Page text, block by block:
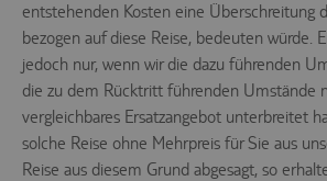
entstehenden Kosten eine Überschreitung
bezogen auf diese Reise, bedeuten würde.
jedoch nur, wenn wir die dazu führenden
die zu dem Rücktritt führenden Umstände
vergleichbares Ersatzangebot unterbreitet
solche Reise ohne Mehrpreis für Sie aus
Reise aus diesem Grund abgesagt, so